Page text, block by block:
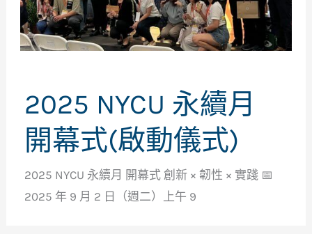
2025 NYCU 永續月
開幕式(啟動儀式)
2025 NYCU 永續月 開幕式 創新 × 韌性 × 實踐 📅
2025 年 9 月 2 日（週二）上午 9